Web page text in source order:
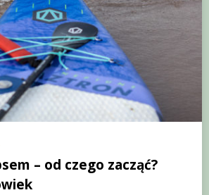
– od czego zacząć?